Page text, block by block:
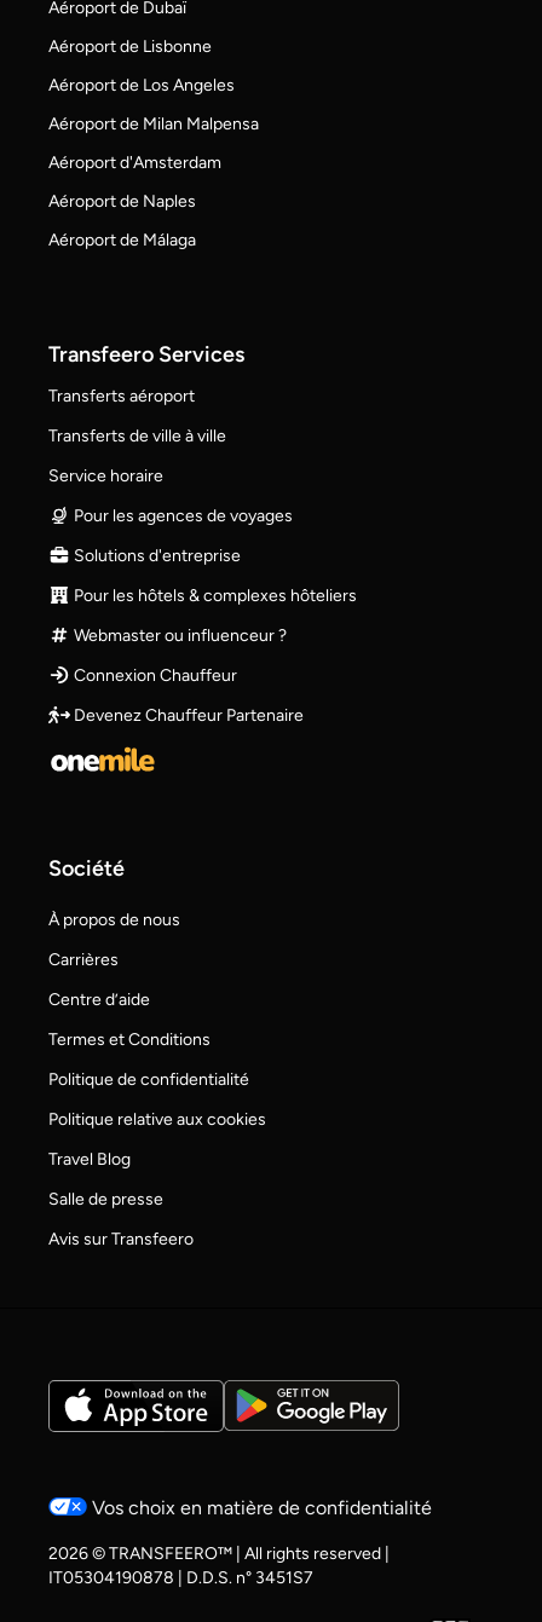
Aéroport de Dubaï
Aéroport de Lisbonne
Aéroport de Los Angeles
Aéroport de Milan Malpensa
Aéroport d'Amsterdam
Aéroport de Naples
Aéroport de Málaga
Transfeero Services
Transferts aéroport
Transferts de ville à ville
Service horaire
Pour les agences de voyages
Solutions d'entreprise
Pour les hôtels & complexes hôteliers
Webmaster ou influenceur ?
Connexion Chauffeur
Devenez Chauffeur Partenaire
Société
À propos de nous
Carrières
Centre d’aide
Termes et Conditions
Politique de confidentialité
Politique relative aux cookies
Travel Blog
Salle de presse
Avis sur Transfeero
Vos choix en matière de confidentialité
2026 © TRANSFEERO™ | All rights reserved |
IT05304190878 | D.D.S. n° 3451S7